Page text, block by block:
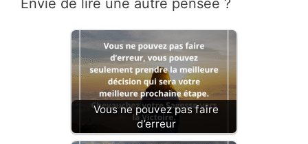
Envie de lire une autre pensée ?
Vous ne pouvez pas faire
d’erreur